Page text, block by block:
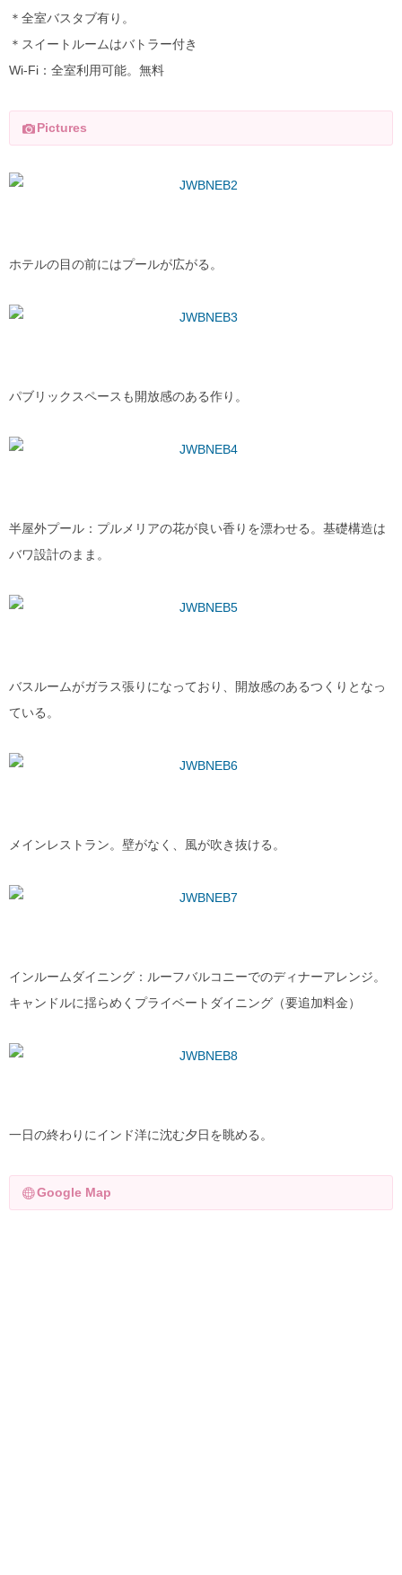
＊全室バスタブ有り。
＊スイートルームはバトラー付き
Wi-Fi：全室利用可能。無料
Pictures
ホテルの目の前にはプールが広がる。
パブリックスペースも開放感のある作り。
半屋外プール：プルメリアの花が良い香りを漂わせる。基礎構造は
バワ設計のまま。
バスルームがガラス張りになっており、開放感のあるつくりとなっ
ている。
メインレストラン。壁がなく、風が吹き抜ける。
インルームダイニング：ルーフバルコニーでのディナーアレンジ。
キャンドルに揺らめくプライベートダイニング（要追加料金）
一日の終わりにインド洋に沈む夕日を眺める。
Google Map